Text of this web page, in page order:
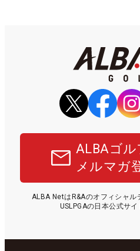
ALBAゴ
メルマガ
ALBA NetはR&Aのオフィシャ
USLPGAの日本公式サイ